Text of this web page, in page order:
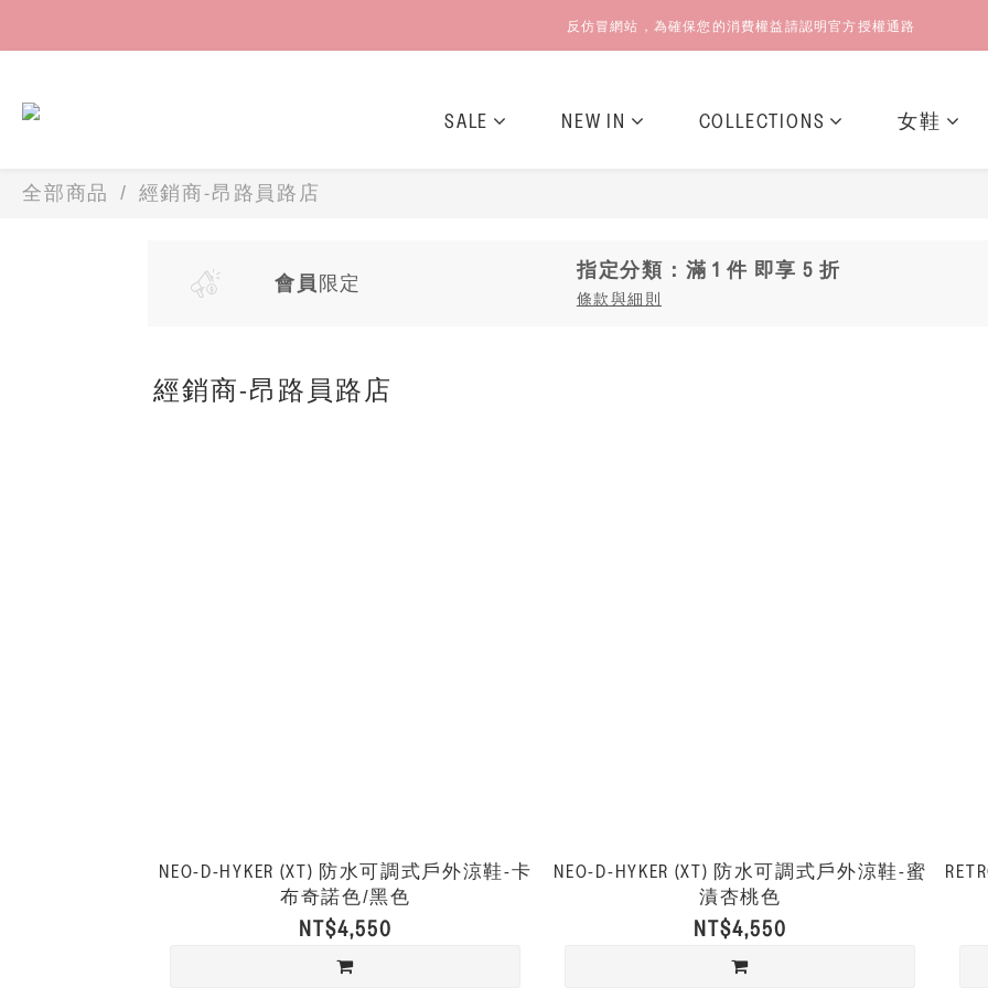
反仿冒網站，為確保您的消費權益請認明官方授權通路
SALE NEW IN COLLECTIONS 女鞋
全部商品 經銷商-昂路員路店
會員限定
指定分類：滿 1 件 即享 5 折
條款與細則
經銷商-昂路員路店
NEO-D-HYKER (XT) 防水可調式戶外涼鞋-卡
布奇諾色/黑色
NT$4,550
NEO-D-HYKER (XT) 防水可調式戶外涼鞋-蜜
漬杏桃色
NT$4,550